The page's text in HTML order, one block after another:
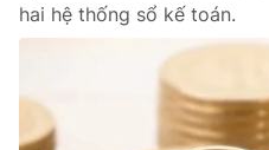
Pháp luật
Y tế
hai hệ thống sổ kế toán.